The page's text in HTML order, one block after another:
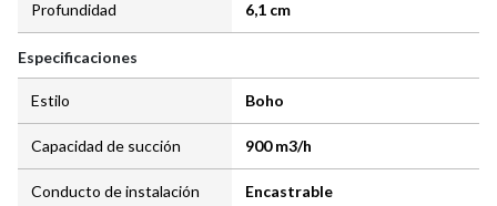
Profundidad 6,1 cm
Especificaciones
Estilo Boho
Capacidad de succión 900 m3/h
Conducto de instalación Encastrable